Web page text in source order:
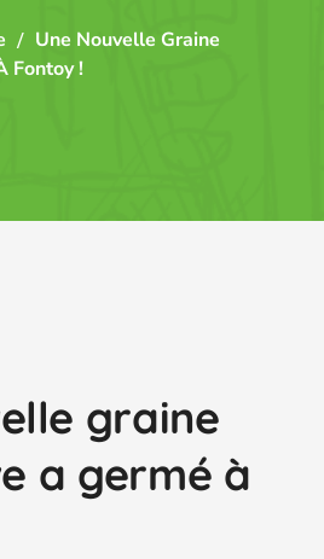
Une Nouvelle Graine
Fontoy !
graine
a germé à